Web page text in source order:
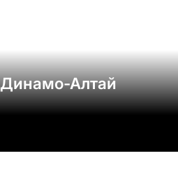
Алтай